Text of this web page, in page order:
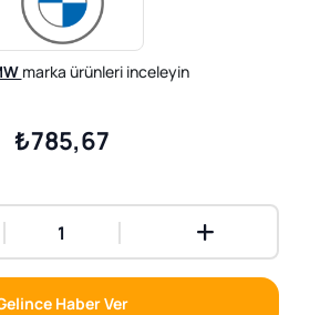
marka ürünleri inceleyin
₺785,67
Haber Ver